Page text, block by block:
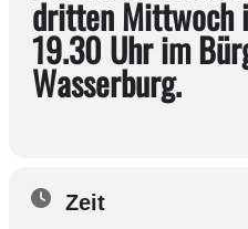
dritten Mittwoch
19.30 Uhr im
Wasserburg.
Zeit